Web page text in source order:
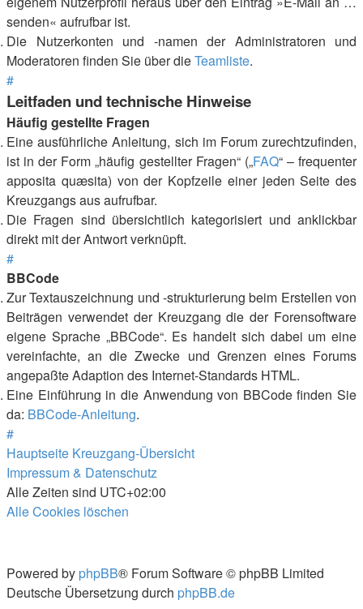
senden« aufrufbar ist.
Die Nutzerkonten und -namen der Administratoren und
Moderatoren finden Sie über dieTeamliste.
#
Leitfaden und technische Hinweise
Häufig gestellte Fragen
Eine ausführliche Anleitung, sich im Forum zurechtzufinden,
ist in der Form „häufig gestellter Fragen“ („FAQ“ – frequenter
apposita quæsita) von der Kopfzeile einer jeden Seite des
Kreuzgangs aus aufrufbar.
Die Fragen sind übersichtlich kategorisiert und anklickbar
direkt mit der Antwort verknüpft.
#
BBCode
Zur Textauszeichnung und -strukturierung beim Erstellen von
Beiträgen verwendet der Kreuzgang die der Forensoftware
eigene Sprache „BBCode“. Es handelt sich dabei um eine
vereinfachte, an die Zwecke und Grenzen eines Forums
angepaßte Adaption des Internet-Standards HTML.
Eine Einführung in die Anwendung von BBCode finden Sie
da: BBCode-Anleitung.
#
Hauptseite Kreuzgang-Übersicht
Impressum & Datenschutz
Alle Zeiten sind UTC+02:00
Alle Cookies löschen
Powered by phpBB® Forum Software © phpBB Limited
Deutsche Übersetzung durch phpBB.de